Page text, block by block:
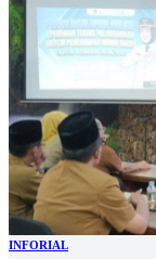
INFORIAL